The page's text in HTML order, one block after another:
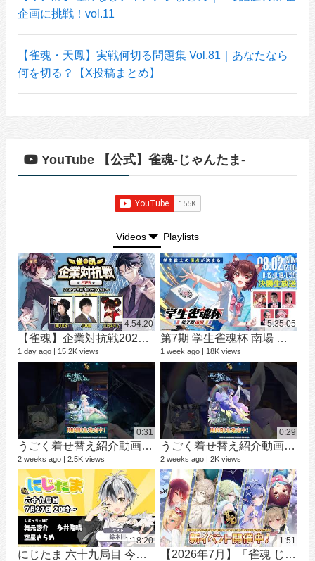
企画に挑戦！vol.11
【雀魂・天鳳】実戦何切る問題集 Vol.81｜あなたなら
何を切る？【X投稿まとめ】
YouTube 【公式】雀魂-じゃんたま-
Videos Playlists
4:54:20
【雀魂】企業対抗戦2026【予選】
1 day ago 15.2K views
5:35:05
第7期 学生雀魂杯 南場 決勝
1 week ago 18K views
0:31
うごく着せ替え紹介動画 ミラ #shorts
2 weeks ago 2.5K views
0:29
うごく着せ替え紹介動画 七海 礼奈 #shorts
2 weeks ago 2K views
1:18:20
にじたま 六十九局目 今日は何のルールで遊ぼうかにゃ？
1:51
【2026年7月】「雀魂 じゃんたま」 イベント 新内容一覧